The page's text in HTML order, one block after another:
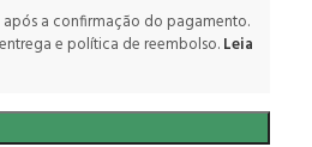
a confirmação do pagamento.
e política de reembolso.Leia